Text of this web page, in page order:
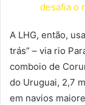
desafia o
A LHG, então,
trás” – via rio
comboio de
do Uruguai, 2,7
em navios